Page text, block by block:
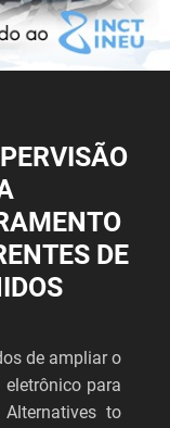
DE
de ampliar o
para
to